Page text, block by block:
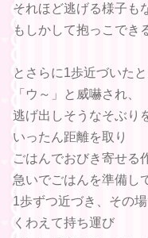
それほど逃げる様子も
もしかして抱っこでき
とさらに1歩近づいた
「ウ～」と威嚇され、
逃げ出しそうなそぶり
いったん距離を取り
ごはんでおびき寄せる
急いでごはんを準備し
1歩ずつ近づき、その
くわえて持ち運び